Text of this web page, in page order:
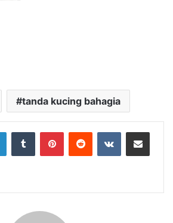
tanda kucing bahagia
LinkedInTumblr PinterestReddit VKontakteShare via Email